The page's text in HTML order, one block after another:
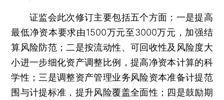
证监会此次修订主要包括五个方面：一是提高
最低净资本要求由1500万元至3000万元，加强结
算风险防范；二是按流动性、可回收性及风险度大
小进一步细化资产调整比例，提高净资本计算的科
学性；三是调整资产管理业务风险资本准备计提范
围与计提标准，提升风险覆盖全面性；四是鼓励期